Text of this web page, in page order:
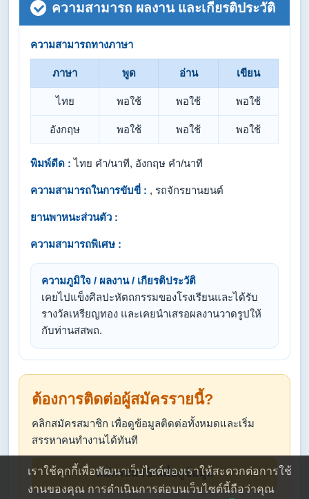
ความสามารถ ผลงาน และเกียรติประวัติ
ความสามารถทางภาษา
ภาษา พูด อ่าน เขียน
ไทย พอใช้ พอใช้ พอใช้
อังกฤษ พอใช้ พอใช้ พอใช้
พิมพ์ดีด : ไทย คำ/นาที, อังกฤษ คำ/นาที
ความสามารถในการขับขี่ : , รถจักรยานยนต์
ยานพาหนะส่วนตัว :
ความสามารถพิเศษ :
ความภูมิใจ / ผลงาน / เกียรติประวัติ
เคยไปแข็งศิลปะหัตถกรรมของโรงเรียนและได้รับ
รางวัลเหรียญทอง และเคยนำเสรอผลงานวาดรูปให้
กับท่านสสพถ.
ต้องการติดต่อผู้สมัครรายนี้?
คลิกสมัครสมาชิก เพื่อดูข้อมูลติดต่อทั้งหมดและเริ่ม
สรรหาคนทำงานได้ทันที
สมัครสมาชิกเพื่อดูข้อมูล
เราใช้คุกกี้เพื่อพัฒนาเว็บไซต์ของเราให้สะดวกต่อการใช้
งานของคุณ การดำเนินการต่อบนเว็บไซต์นี้ถือว่าคุณ